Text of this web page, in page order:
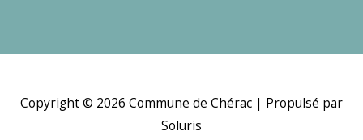
Copyright © 2026 Commune de Chérac | Propulsé par
Soluris